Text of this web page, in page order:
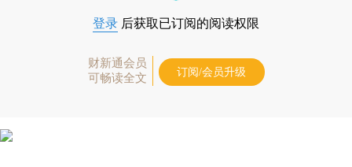
登录 后获取已订阅的阅读权限
财新通会员
可畅读全文
订阅/会员升级